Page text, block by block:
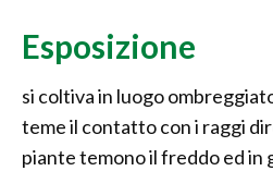
Esposizione
si coltiva in luogo
teme il contatto con i raggi
piante temono il freddo ed in